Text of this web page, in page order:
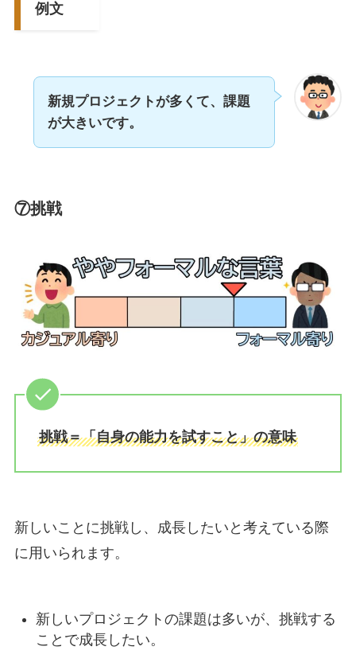
例文
新規プロジェクトが多くて、課題
が大きいです。
⑦挑戦
挑戦＝「自身の能力を試すこと」の意味
新しいことに挑戦し、成長したいと考えている際
に用いられます。
新しいプロジェクトの課題は多いが、挑戦する
ことで成長したい。